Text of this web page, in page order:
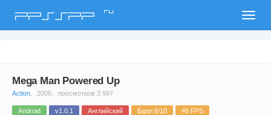
PPSSPP ru
Mega Man Powered Up
Action 2006, просмотров 3 997
Android v1.0.1 Английский Балл 8/10 46 FPS